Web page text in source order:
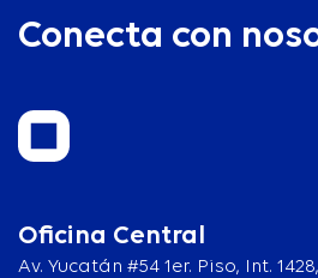
Conecta con
Oficina Central
Av. Yucatán #54 1er. Piso, Int.